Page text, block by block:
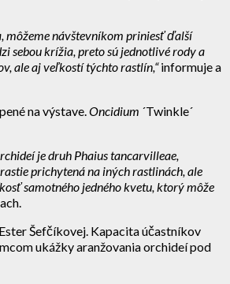
môžeme návštevníkom priniesť ďalší
sebou krížia, preto sú jednotlivé rody a
ale aj veľkostí týchto rastlín,“informuje a
na výstave. Oncidium ´Twinkle´
je druh Phaius tancarvilleae,
prichytená na iných rastlinách, ale
samotného jedného kvetu, ktorý môže
Šefčíkovej. Kapacita účastníkov
ukážky aranžovania orchideí pod